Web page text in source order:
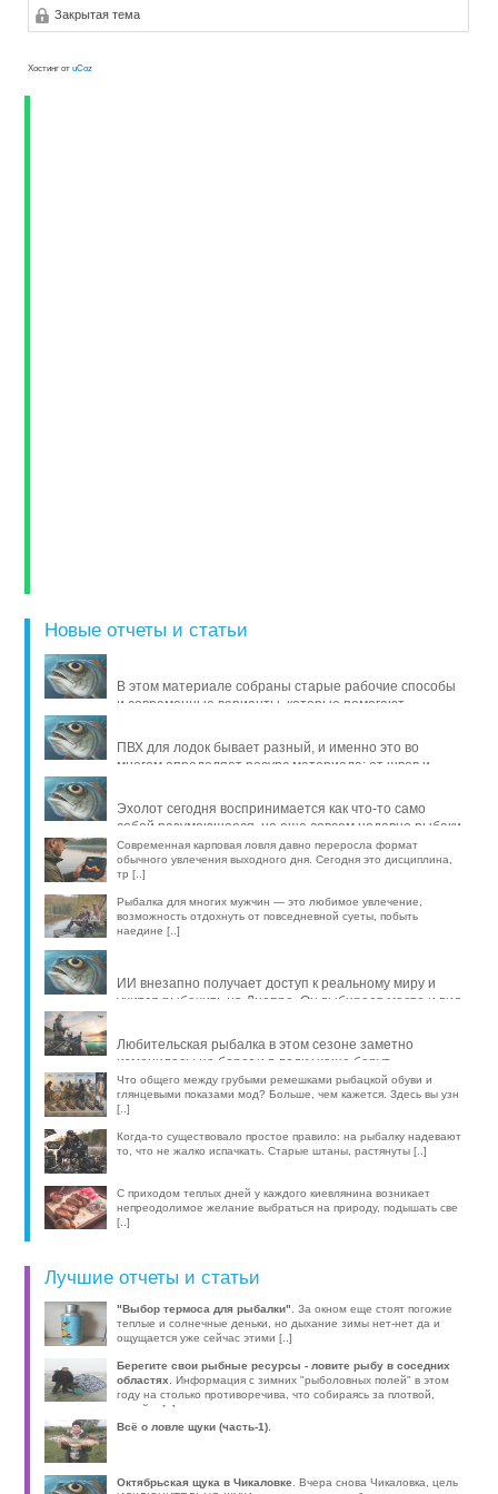
Закрытая тема
Хостинг отuCoz
Новые отчеты и статьи
В этом материале собраны старые рабочие способы
и современные варианты, которые помогают
ПВХ для лодок бывает разный, и именно это во
многом определяет ресурс материала: от швов и
Эхолот сегодня воспринимается как что-то само
собой разумеющееся, но еще совсем недавно рыбаки
обходились б [..]
Современная карповая ловля давно переросла формат
обычного увлечения выходного дня. Сегодня это дисциплина,
тр [..]
Рыбалка для многих мужчин — это любимое увлечение,
возможность отдохнуть от повседневной суеты, побыть
наедине [..]
ИИ внезапно получает доступ к реальному миру и
учится рыбачить на Днепре. Он выбирает место и вид
Любительская рыбалка в этом сезоне заметно
изменилась: на берег и в лодку чаще берут
компактные эхолоты, об [..]
Что общего между грубыми ремешками рыбацкой обуви и
глянцевыми показами мод? Больше, чем кажется. Здесь вы узн
[..]
Когда-то существовало простое правило: на рыбалку надевают
то, что не жалко испачкать. Старые штаны, растянуты [..]
С приходом теплых дней у каждого киевлянина возникает
непреодолимое желание выбраться на природу, подышать све
[..]
Лучшие отчеты и статьи
"Выбор термоса для рыбалки". За окном еще стоят погожие
теплые и солнечные деньки, но дыхание зимы нет-нет да и
ощущается уже сейчас этими [..]
Берегите свои рыбные ресурсы - ловите рыбу в соседних
областях
. Информация с зимних "рыболовных полей" в этом
году на столько противоречива, что собираясь за плотвой,
волей-н [..]
Всё о ловле щуки (часть-1)
Октябрьская щука в Чикаловке. Вчера снова Чикаловка, цель